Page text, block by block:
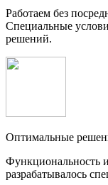
Работаем без
Специальные
решений.
Оптимальные
Функциональность
разрабатывалось